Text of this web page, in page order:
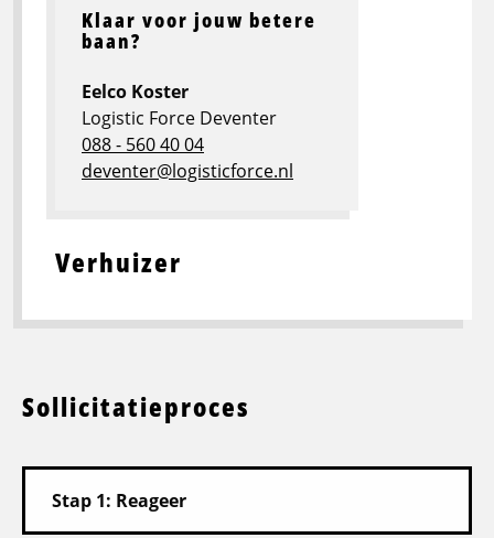
Verhuizer
Klaar voor jouw betere
baan?
Eelco Koster
Logistic Force Deventer
088 - 560 40 04
deventer@logisticforce.nl
Sollicitatieproces